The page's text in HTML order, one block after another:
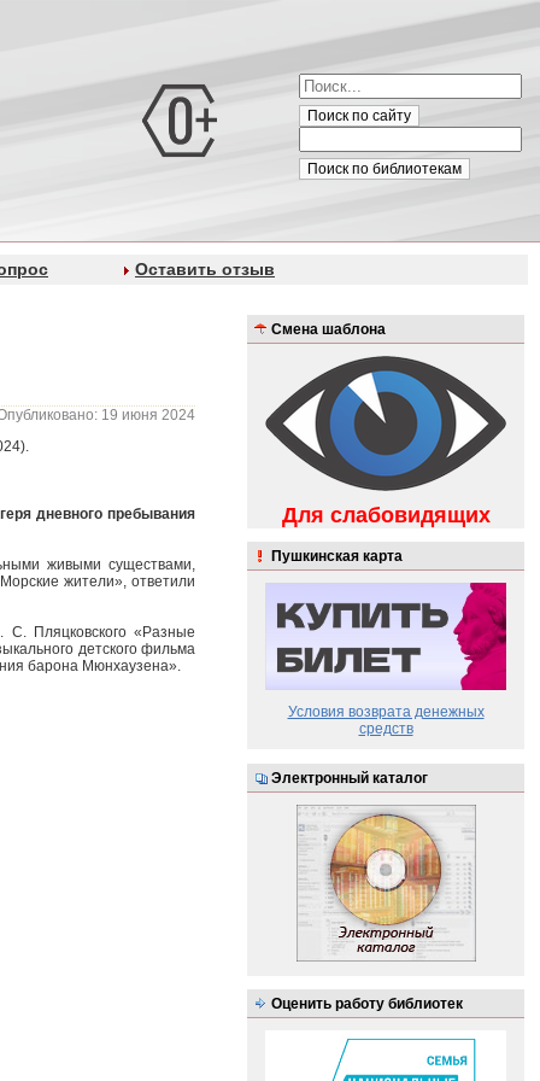
Поиск по сайту
Поиск по библиотекам
Оставить отзыв
19 июня 2024
дневного пребывания
живыми существами,
жители», ответили
С. Пляцковского «Разные
детского фильма
барона Мюнхаузена».
Смена шаблона
Для слабовидящих
Пушкинская карта
Условия возврата денежных
средств
Электронный каталог
Оценить работу библиотек